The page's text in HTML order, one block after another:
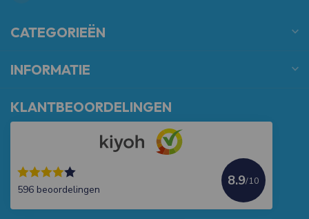
CATEGORIEËN
INFORMATIE
KLANTBEOORDELINGEN
596 beoordelingen
8.9/10